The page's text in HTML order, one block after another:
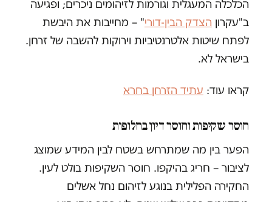
הכלכלה המעגלית וגורמות לזיהומים ניכרים; ופגיעה
ב"עקרון הצדק הבין-דורי" – מחייבות את היבשת
לפתח שיטות אלטרנטיביות וירוקות להשבה של זרחן.
בישראל לא.
קראו עוד: עתיד הזרחן בחרא
חוסר שקיפות וחוסר דיון בחלופות
הפער בין מה שמתרחש בשטח לבין המידע שמוצג
לציבור – חריג בהיקפו. חוסר השקיפות בולט לעין.
החקירה הפלילית בנוגע לזיהום נחל אשלים